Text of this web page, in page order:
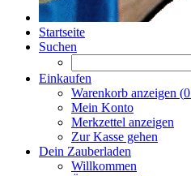
Startseite
Suchen
Einkaufen
Warenkorb anzeigen (0
Mein Konto
Merkzettel anzeigen
Zur Kasse gehen
Dein Zauberladen
Willkommen